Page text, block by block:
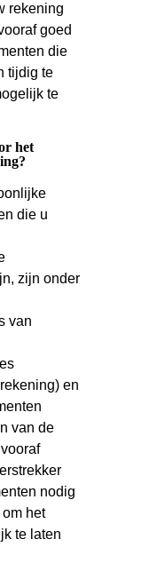
rekening
goed
die
tijdig te
te
het
die u
zijn onder
van
en
van de
nodig
het
te laten